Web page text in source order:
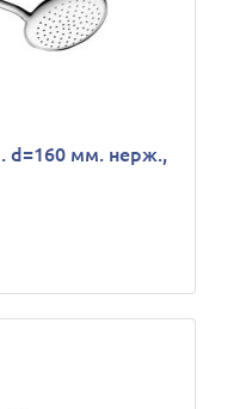
d=160 мм. нерж.,